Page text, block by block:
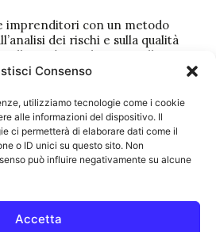
Consenso
utilizziamo tecnologie come i cookie
alle informazioni del dispositivo. Il
ci permetterà di elaborare dati come il
o ID unici su questo sito. Non
può influire negativamente su alcune
Accetta
imprenditori con un metodo
dei rischi e sulla qualità
studio preliminare alla
per costruire coperture